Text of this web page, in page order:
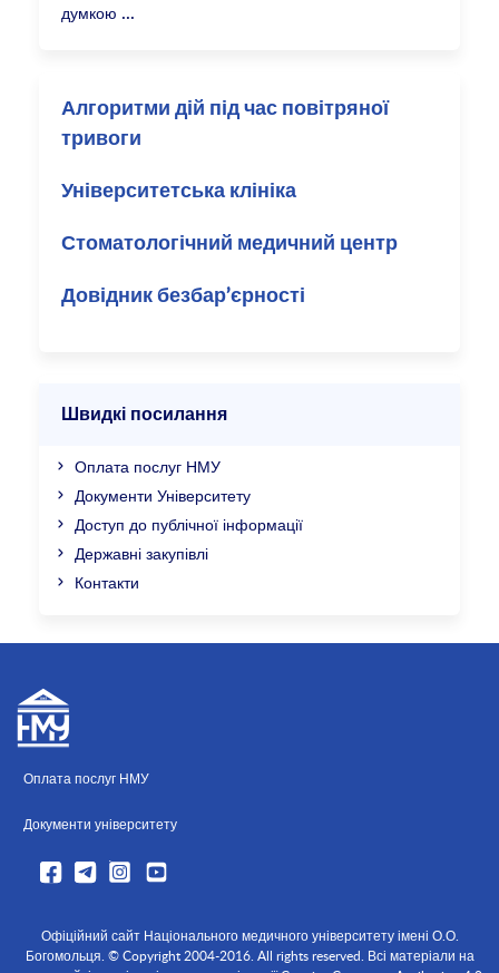
думкою
Алгоритми дій під час повітряної
тривоги
Університетська клініка
Стоматологічний медичний центр
Довідник безбар’єрності
Швидкі посилання
Оплата послуг НМУ
Документи Університету
Доступ до публічної інформації
Державні закупівлі
Контакти
Оплата послуг НМУ
Документи університету
Офіційний сайт Національного медичного університету імені О.О.
Богомольця. © Copyright 2004-2016. All rights reserved. Всі матеріали на